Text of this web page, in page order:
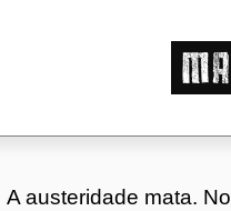
M
a
n
A austeridade mata.